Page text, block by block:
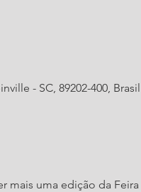
- SC, 89202-400, Brasil
mais uma edição da